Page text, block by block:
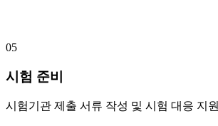
05
시험 준비
시험기관 제출 서류 작성 및 시험 대응 지원